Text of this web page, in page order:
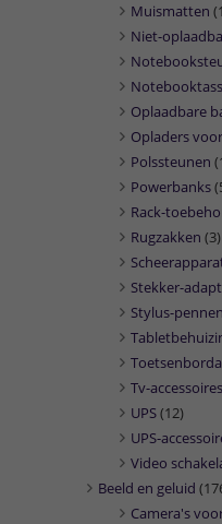
Muismatten
Niet-
Oplaadbare
Opladers
Polssteunen
Powerbanks
Rack-
Rugzakken (3)
Stekker-
Stylus-pennen
Tv-accessoires
UPS(12)
UPS-
Video
Beeld en geluid
Camera's